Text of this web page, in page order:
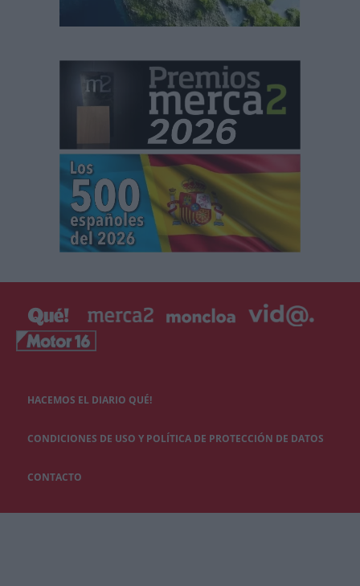
HACEMOS EL DIARIO QUÉ!
CONDICIONES DE USO Y POLÍTICA DE PROTECCIÓN DE DATOS
CONTACTO